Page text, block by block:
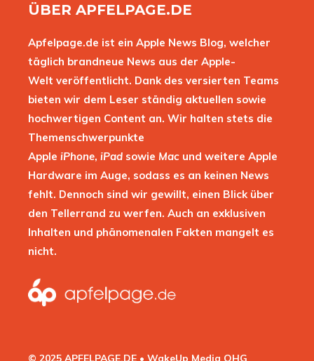
ÜBER APFELPAGE.DE
Apfelpage.de ist ein Apple News Blog, welcher
täglich brandneue News aus der Apple-
Welt veröffentlicht. Dank des versierten Teams
bieten wir dem Leser ständig aktuellen sowie
hochwertigen Content an. Wir halten stets die
Themenschwerpunkte
Apple iPhone, iPad sowie Mac und weitere Apple
Hardware im Auge, sodass es an keinen News
fehlt. Dennoch sind wir gewillt, einen Blick über
den Tellerrand zu werfen. Auch an exklusiven
Inhalten und phänomenalen Fakten mangelt es
nicht.
© 2025 APFELPAGE.DE • WakeUp Media OHG